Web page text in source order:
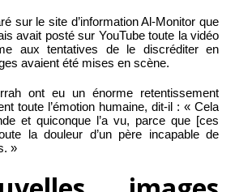
sur le site d’information Al-Monitor que
avait posté sur YouTube toute la vidéo
aux tentatives de le discréditer en
avaient été mises en scène.
ont eu un énorme retentissement
toute l’émotion humaine, dit-il : « Cela
et quiconque l’a vu, parce que [ces
la douleur d’un père incapable de
»